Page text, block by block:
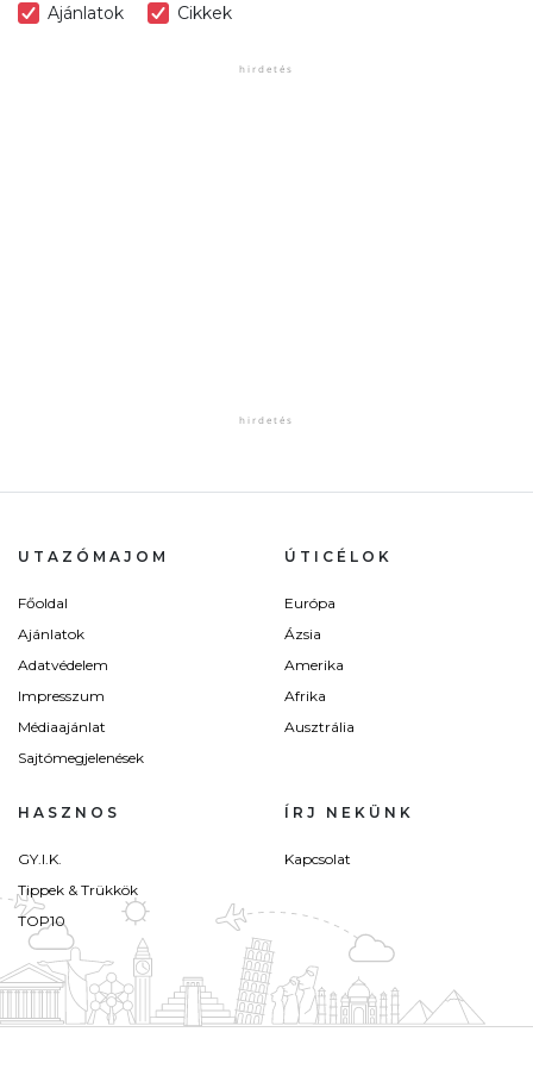
Ajánlatok Cikkek
UTAZÓMAJOM
Főoldal
Ajánlatok
Adatvédelem
Impresszum
Médiaajánlat
Sajtómegjelenések
ÚTICÉLOK
Európa
Ázsia
Amerika
Afrika
Ausztrália
HASZNOS
GY.I.K.
Tippek & Trükkök
TOP10
ÍRJ NEKÜNK
Kapcsolat